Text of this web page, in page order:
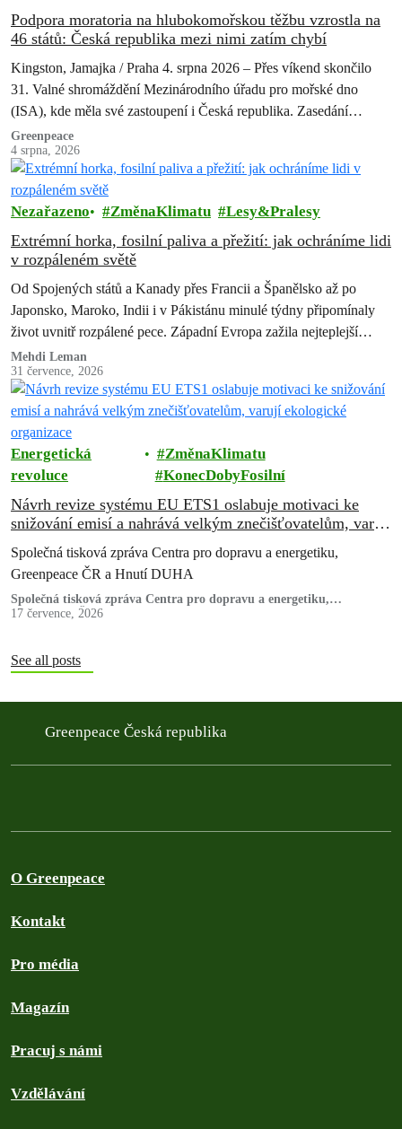
Podpora moratoria na hlubokomořskou těžbu vzrostla na
46 států: Česká republika mezi nimi zatím chybí
Kingston, Jamajka / Praha 4. srpna 2026 – Přes víkend skončilo
31. Valné shromáždění Mezinárodního úřadu pro mořské dno
(ISA), kde měla své zastoupení i Česká republika. Zasedání
skončilo zklamáním,…
Greenpeace
4 srpna, 2026
Nezařazeno ZměnaKlimatu Lesy&Pralesy
Extrémní horka, fosilní paliva a přežití: jak ochráníme lidi
v rozpáleném světě
Od Spojených států a Kanady přes Francii a Španělsko až po
Japonsko, Maroko, Indii i v Pákistánu minulé týdny připomínaly
život uvnitř rozpálené pece. Západní Evropa zažila nejteplejší
červen od…
Mehdi Leman
31 července, 2026
Energetická
revoluce
ZměnaKlimatu
KonecDobyFosilní
Návrh revize systému EU ETS1 oslabuje motivaci ke
snižování emisí a nahrává velkým znečišťovatelům, varují
ekologické organizace
Společná tisková zpráva Centra pro dopravu a energetiku,
Greenpeace ČR a Hnutí DUHA
Společná tisková zpráva Centra pro dopravu a energetiku,
Greenpeace ČR a Hnutí DUHA
17 července, 2026
See all posts
Greenpeace Česká republika
O Greenpeace
Kontakt
Pro média
Magazín
Pracuj s námi
Vzdělávání